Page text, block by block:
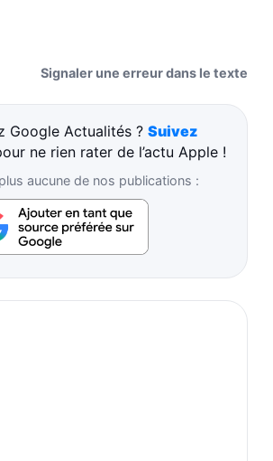
Signaler une erreur dans le texte
Google Actualités ? Suivez
ne rien rater de l’actu Apple !
aucune de nos publications :